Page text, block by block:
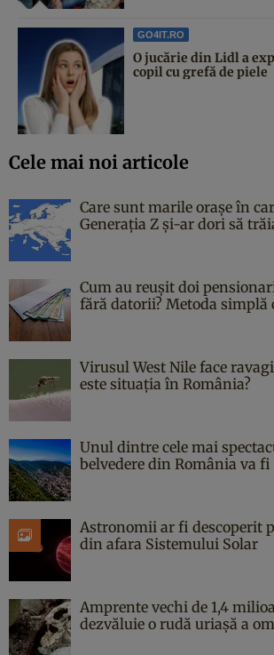
GO4IT.RO
O jucărie din Lidl a
copil cu grefă de piele
Cele mai noi articole
Care sunt marile orașe în
Generația Z și-ar dori să
Cum au reușit doi
fără datorii? Metoda simplă
Virusul West Nile face
este situația în România?
Unul dintre cele mai
belvedere din România va
Astronomii ar fi descoperit
din afara Sistemului Solar
Amprente vechi de 1,4
dezvăluie o rudă uriașă a